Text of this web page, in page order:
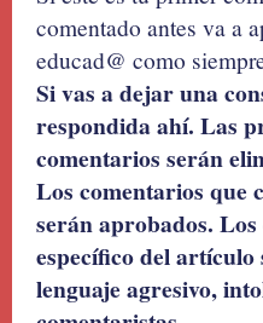
comentado antes va a
educad@ como
Si vas a dejar una
respondida ahí. Las
comentarios serán
Los comentarios que
serán aprobados.
específico del
lenguaje agresivo,